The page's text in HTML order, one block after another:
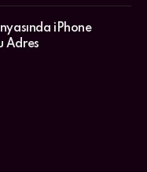
iPhone
Adres